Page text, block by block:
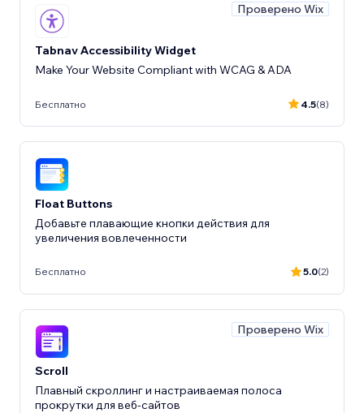
Проверено Wix
Tabnav Accessibility Widget
Make Your Website Compliant with WCAG & ADA
Бесплатно 4.5(8)
Float Buttons
Добавьте плавающие кнопки действия для
увеличения вовлеченности
Бесплатно 5.0(2)
Проверено Wix
Scroll
Плавный скроллинг и настраиваемая полоса
прокрутки для веб-сайтов